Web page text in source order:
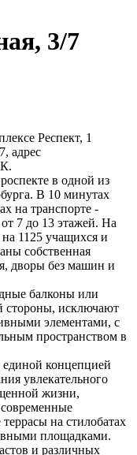
3/7
Респект, 1
адрес
в одной из
В 10 минутах
на транспорте -
7 до 13 этажей. На
1125 учащихся и
собственная
дворы без машин и
балконы или
стороны, исключают
элементами, с
пространством в
единой концепцией
увлекательного
жизни,
на стилобатах
площадками.
и различных